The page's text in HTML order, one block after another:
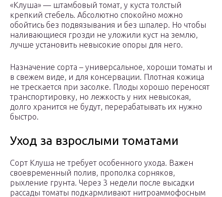
«Клуша» — штамбовый томат, у куста толстый
крепкий стебель. Абсолютно спокойно можно
обойтись без подвязывания и без шпалер. Но чтобы
наливающиеся грозди не уложили куст на землю,
лучше установить невысокие опоры для него.
Назначение сорта – универсальное, хороши томаты и
в свежем виде, и для консервации. Плотная кожица
не трескается при засолке. Плоды хорошо переносят
транспортировку, но лежкость у них невысокая,
долго хранится не будут, перерабатывать их нужно
быстро.
Уход за взрослыми томатами
Сорт Клуша не требует особенного ухода. Важен
своевременный полив, прополка сорняков,
рыхление грунта. Через 3 недели после высадки
рассады томаты подкармливают нитроаммофосным